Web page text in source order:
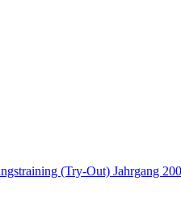
(Try-Out) Jahrgang